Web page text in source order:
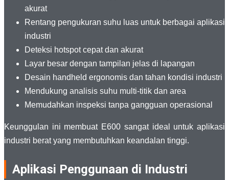
akurat
Rentang pengukuran suhu luas untuk berbagai aplikasi
industri
Deteksi hotspot cepat dan akurat
Layar besar dengan tampilan jelas di lapangan
Desain handheld ergonomis dan tahan kondisi industri
Mendukung analisis suhu multi-titik dan area
Memudahkan inspeksi tanpa gangguan operasional
Keunggulan ini membuat E600 sangat ideal untuk aplikasi
industri berat yang membutuhkan keandalan tinggi.
Aplikasi Penggunaan di Industri